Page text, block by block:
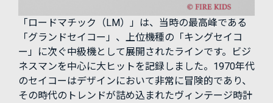
「ロードマチック（LM）」は、当時の最高峰である
「グランドセイコー」、上位機種の「キングセイコ
ー」に次ぐ中級機として展開されたラインです。ビジ
ネスマンを中心に大ヒットを記録しました。1970年代
のセイコーはデザインにおいて非常に冒険的であり、
その時代のトレンドが詰め込まれたヴィンテージ時計